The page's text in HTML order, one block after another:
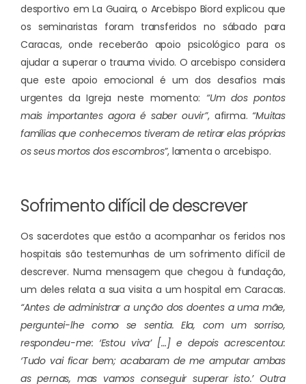
desportivo em La Guaira, o Arcebispo Biord explicou que
os seminaristas foram transferidos no sábado para
Caracas, onde receberão apoio psicológico para os
ajudar a superar o trauma vivido. O arcebispo considera
que este apoio emocional é um dos desafios mais
urgentes da Igreja neste momento: “Um dos pontos
mais importantes agora é saber ouvir”, afirma. “Muitas
famílias que conhecemos tiveram de retirar elas próprias
os seus mortos dos escombros”, lamenta o arcebispo.
Sofrimento difícil de descrever
Os sacerdotes que estão a acompanhar os feridos nos
hospitais são testemunhas de um sofrimento difícil de
descrever. Numa mensagem que chegou à fundação,
um deles relata a sua visita a um hospital em Caracas.
“Antes de administrar a unção dos doentes a uma mãe,
perguntei-lhe como se sentia. Ela, com um sorriso,
respondeu-me: ‘Estou viva’ […] e depois acrescentou:
‘Tudo vai ficar bem; acabaram de me amputar ambas
as pernas, mas vamos conseguir superar isto.’ Outra